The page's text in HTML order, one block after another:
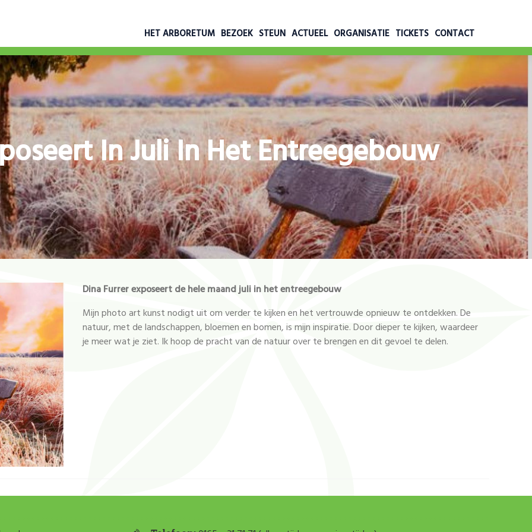
HET ARBORETUM BEZOEK STEUN ACTUEEL ORGANISATIE TICKETS CONTACT
In Juli In Het Entreegebouw
Dina Furrer exposeert de hele maand juli in het entreegebouw
Mijn photo art kunst nodigt uit om verder te kijken en het vertrouwde opnieuw te ontdekken. De
natuur, met de landschappen, bloemen en bomen, is mijn inspiratie. Door dieper te kijken, waardeer
je meer wat je ziet. Ik hoop de pracht van de natuur over te brengen en dit gevoel te delen.